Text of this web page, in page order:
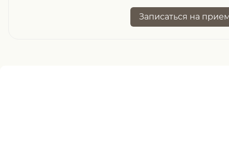
Записаться на